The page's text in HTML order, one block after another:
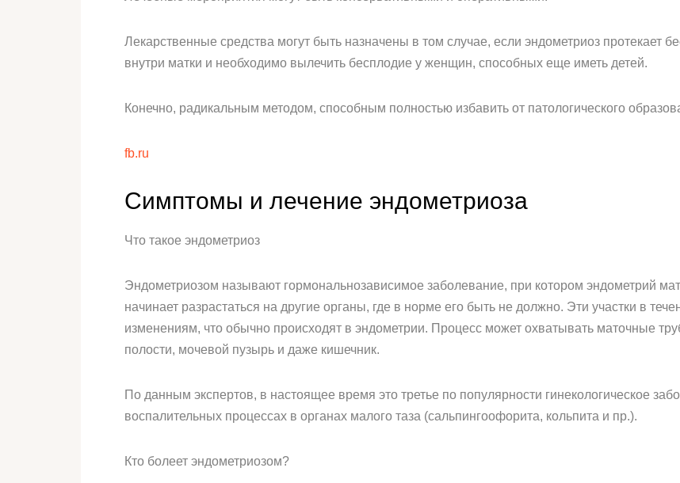
Лекарственные средства могут быть назначены в том случае, если эндометриоз протекает
внутри матки и необходимо вылечить бесплодие у женщин, способных еще иметь детей.
Конечно, радикальным методом, способным полностью избавить от патологического
fb.ru
Симптомы и лечение эндометриоза
Что такое эндометриоз
Эндометриозом называют гормональнозависимое заболевание, при котором эндометрий
начинает разрастаться на другие органы, где в норме его быть не должно. Эти участки в
изменениям, что обычно происходят в эндометрии. Процесс может охватывать маточные
полости, мочевой пузырь и даже кишечник.
По данным экспертов, в настоящее время это третье по популярности гинекологическое
воспалительных процессах в органах малого таза (сальпингоофорита, кольпита и пр.).
Кто болеет эндометриозом?